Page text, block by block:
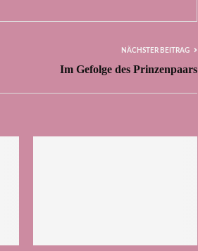
NÄCHSTER BEITRAG
Im Gefolge des Prinzenpaars